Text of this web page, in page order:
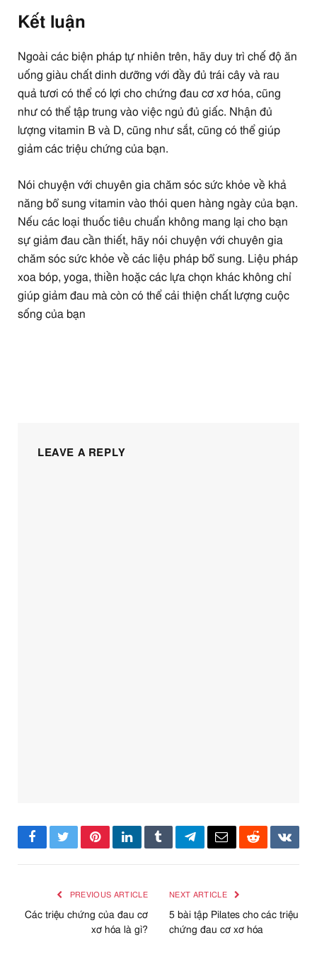
Kết luận
Ngoài các biện pháp tự nhiên trên, hãy duy trì chế độ ăn
uống giàu chất dinh dưỡng với đầy đủ trái cây và rau
quả tươi có thể có lợi cho chứng đau cơ xơ hóa, cũng
như có thể tập trung vào việc ngủ đủ giấc. Nhận đủ
lượng vitamin B và D, cũng như sắt, cũng có thể giúp
giảm các triệu chứng của bạn.
Nói chuyện với chuyên gia chăm sóc sức khỏe về khả
năng bổ sung vitamin vào thói quen hàng ngày của bạn.
Nếu các loại thuốc tiêu chuẩn không mang lại cho bạn
sự giảm đau cần thiết, hãy nói chuyện với chuyên gia
chăm sóc sức khỏe về các liệu pháp bổ sung. Liệu pháp
xoa bóp, yoga, thiền hoặc các lựa chọn khác không chỉ
giúp giảm đau mà còn có thể cải thiện chất lượng cuộc
sống của bạn
LEAVE A REPLY
FacebookTwitterPinterestLinkedInTumblrTelegramEmailReddit
PREVIOUS ARTICLE
Các triệu chứng của đau cơ
xơ hóa là gì?
NEXT ARTICLE
5 bài tập Pilates cho các triệu
chứng đau cơ xơ hóa